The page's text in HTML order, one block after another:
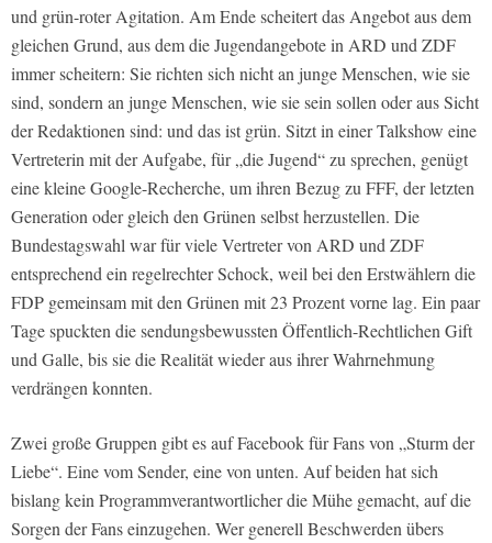
und grün-roter Agitation. Am Ende scheitert das Angebot aus dem
gleichen Grund, aus dem die Jugendangebote in ARD und ZDF
immer scheitern: Sie richten sich nicht an junge Menschen, wie sie
sind, sondern an junge Menschen, wie sie sein sollen oder aus Sicht
der Redaktionen sind: und das ist grün. Sitzt in einer Talkshow eine
Vertreterin mit der Aufgabe, für „die Jugend“ zu sprechen, genügt
eine kleine Google-Recherche, um ihren Bezug zu FFF, der letzten
Generation oder gleich den Grünen selbst herzustellen. Die
Bundestagswahl war für viele Vertreter von ARD und ZDF
entsprechend ein regelrechter Schock, weil bei den Erstwählern die
FDP gemeinsam mit den Grünen mit 23 Prozent vorne lag. Ein paar
Tage spuckten die sendungsbewussten Öffentlich-Rechtlichen Gift
und Galle, bis sie die Realität wieder aus ihrer Wahrnehmung
verdrängen konnten.
Zwei große Gruppen gibt es auf Facebook für Fans von „Sturm der
Liebe“. Eine vom Sender, eine von unten. Auf beiden hat sich
bislang kein Programmverantwortlicher die Mühe gemacht, auf die
Sorgen der Fans einzugehen. Wer generell Beschwerden übers